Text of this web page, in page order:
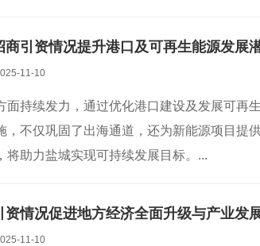
引资情况提升港口及可再生能源发展
11-10
面持续发力，通过优化港口建设及发展可再
，不仅巩固了出海通道，还为新能源项目提
将助力盐城实现可持续发展目标。...
资情况促进地方经济全面升级与产业发
11-10